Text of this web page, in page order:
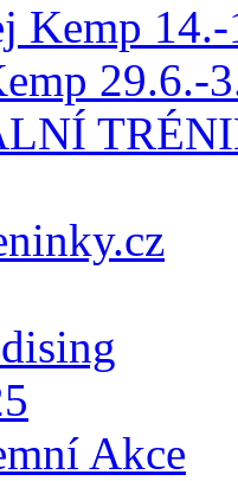
Kemp
29.6.-
Akce